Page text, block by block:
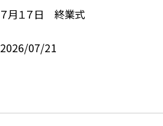
７月１７日 終業式
2026/07/21